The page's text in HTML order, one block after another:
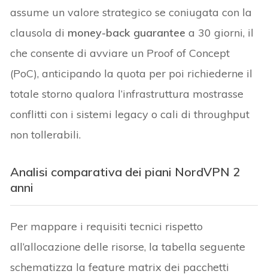
assume un valore strategico se coniugata con la
clausola di money-back guaranteea 30 giorni, il
che consente di avviare un Proof of Concept
(PoC), anticipando la quota per poi richiederne il
totale storno qualora l’infrastruttura mostrasse
conflitti con i sistemi legacy o cali di throughput
non tollerabili.
Analisi comparativa dei piani NordVPN 2
anni
Per mappare i requisiti tecnici rispetto
all’allocazione delle risorse, la tabella seguente
schematizza la feature matrix dei pacchetti